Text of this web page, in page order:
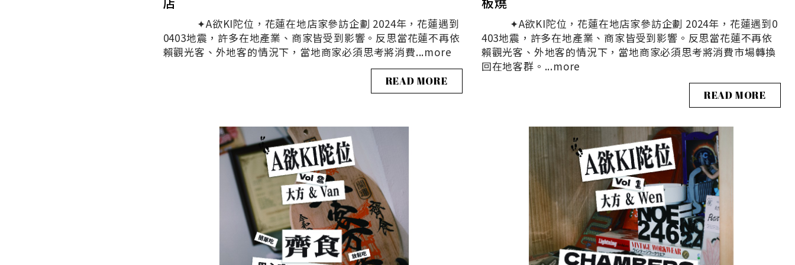
✦A欲KI陀位，花蓮在地店家參訪企劃 2024年，花蓮遇到
0403地震，許多在地產業、商家皆受到影響。反思當花蓮不再依
賴觀光客、外地客的情況下，當地商家必須思考將消費...more
READ MORE
✦A欲KI陀位，花蓮在地店家參訪企劃 2024年，花蓮遇到0
403地震，許多在地產業、商家皆受到影響。反思當花蓮不再依
賴觀光客、外地客的情況下，當地商家必須思考將消費市場轉換
回在地客群。...more
READ MORE